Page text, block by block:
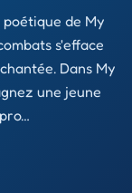
de My
s'efface
Dans My
une jeune